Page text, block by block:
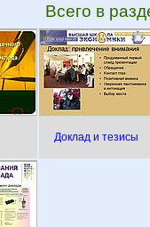
Всего в
Доклад и тезисы